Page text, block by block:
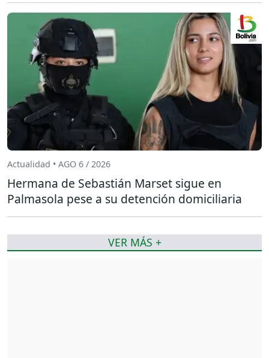
Actualidad • AGO 6 / 2026
Hermana de Sebastián Marset sigue en
Palmasola pese a su detención domiciliaria
VER MÁS +